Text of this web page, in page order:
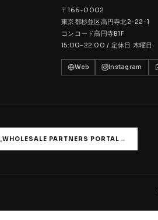
〒166-0002
東京都杉並区高円寺北2-22-1
コンコード高円寺B1F
15:00–22:00 / 定休日 木曜日
Web Instagram
WHOLESALE PARTNERS PORTAL →